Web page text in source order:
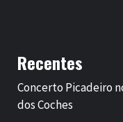
Recentes
Concerto Picadeiro
dos Coches